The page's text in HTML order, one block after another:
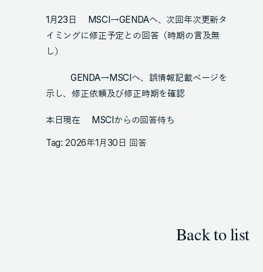
1月23日 MSCI→GENDAへ、次回年次更新タ
イミングに修正予定との回答（時期の言及無
し）
GENDA→MSCIへ、誤情報記載ページを
示し、修正依頼及び修正時期を確認
本日現在 MSCIからの回答待ち
Tag: 2026年1月30日 回答
Back to list